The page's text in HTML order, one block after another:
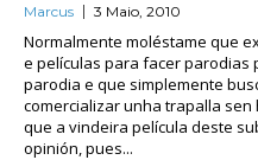
Marcus 3 Maio, 2010
Normalmente moléstame que
e películas para facer parodias
parodia e que simplemente
comercializar unha trapalla
que a vindeira película deste
opinión, pues...